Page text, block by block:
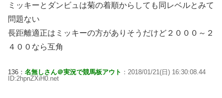
ミッキーとダンビュは菊の着順からしても同レベルとみて
問題ない
長距離適正はミッキーの方がありそうだけど２０００～２
４００なら互角
136： 名無しさん＠実況で競馬板アウト ：2018/01/21(日) 16:30:08.44
ID:2hpnZXiH0.net